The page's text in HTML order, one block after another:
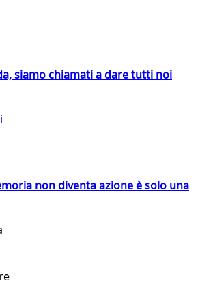
siamo chiamati a dare tutti noi
non diventa azione è solo una